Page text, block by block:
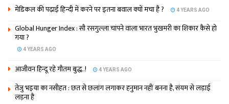
मेडिकल की पढ़ाई हिन्‍दी में करने पर इतना बवाल क्‍यों मचा है ? 4 YEARS AGO
Global Hunger Index : सौ रसगुल्‍ला चांपने वाला भारत भुखमरी का शिकार कैसे हो
गया ?
4 YEARS AGO
आजीवन हिन्दू रहे गौतम बुद्ध..! 4 YEARS AGO
तेजु भइया का नसीहत : छत से छलांग लगाकर हनुमान नहीं बनना है, संयम से लड़ाई
लड़ना है